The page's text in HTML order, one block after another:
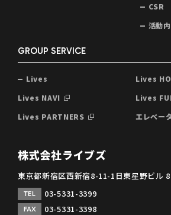
CSR
活動
GROUP SERVICE
Lives
Lives
Lives NAVI
Lives
Lives PARTNERS
エレベー
株式会社ライブズ
東京都新宿区西新宿8-11-1日東星野ビル
TEL 03-5331-3399
FAX 03-5331-3398